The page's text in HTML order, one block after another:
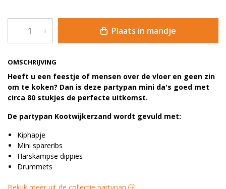
OMSCHRIJVING
Heeft u een feestje of mensen over de vloer en geen zin
om te koken? Dan is deze partypan mini da's goed met
circa 80 stukjes de perfecte uitkomst.
De partypan Kootwijkerzand wordt gevuld met:
Kiphapje
Mini spareribs
Harskampse dippies
Drummets
– + Plaats in mandje